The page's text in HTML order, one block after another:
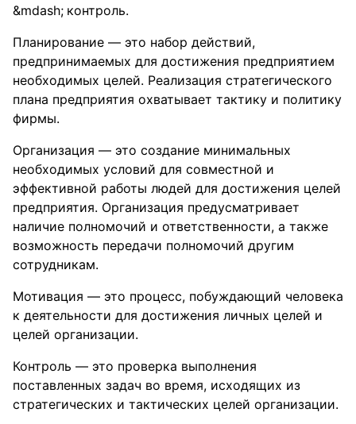
контроль.
Планирование — это набор действий,
предпринимаемых для достижения предприятием
необходимых целей. Реализация стратегического
плана предприятия охватывает тактику и политику
фирмы.
Организация — это создание минимальных
необходимых условий для совместной и
эффективной работы людей для достижения целей
предприятия. Организация предусматривает
наличие полномочий и ответственности, а также
возможность передачи полномочий другим
сотрудникам.
Мотивация — это процесс, побуждающий человека
к деятельности для достижения личных целей и
целей организации.
Контроль — это проверка выполнения
поставленных задач во время, исходящих из
стратегических и тактических целей организации.